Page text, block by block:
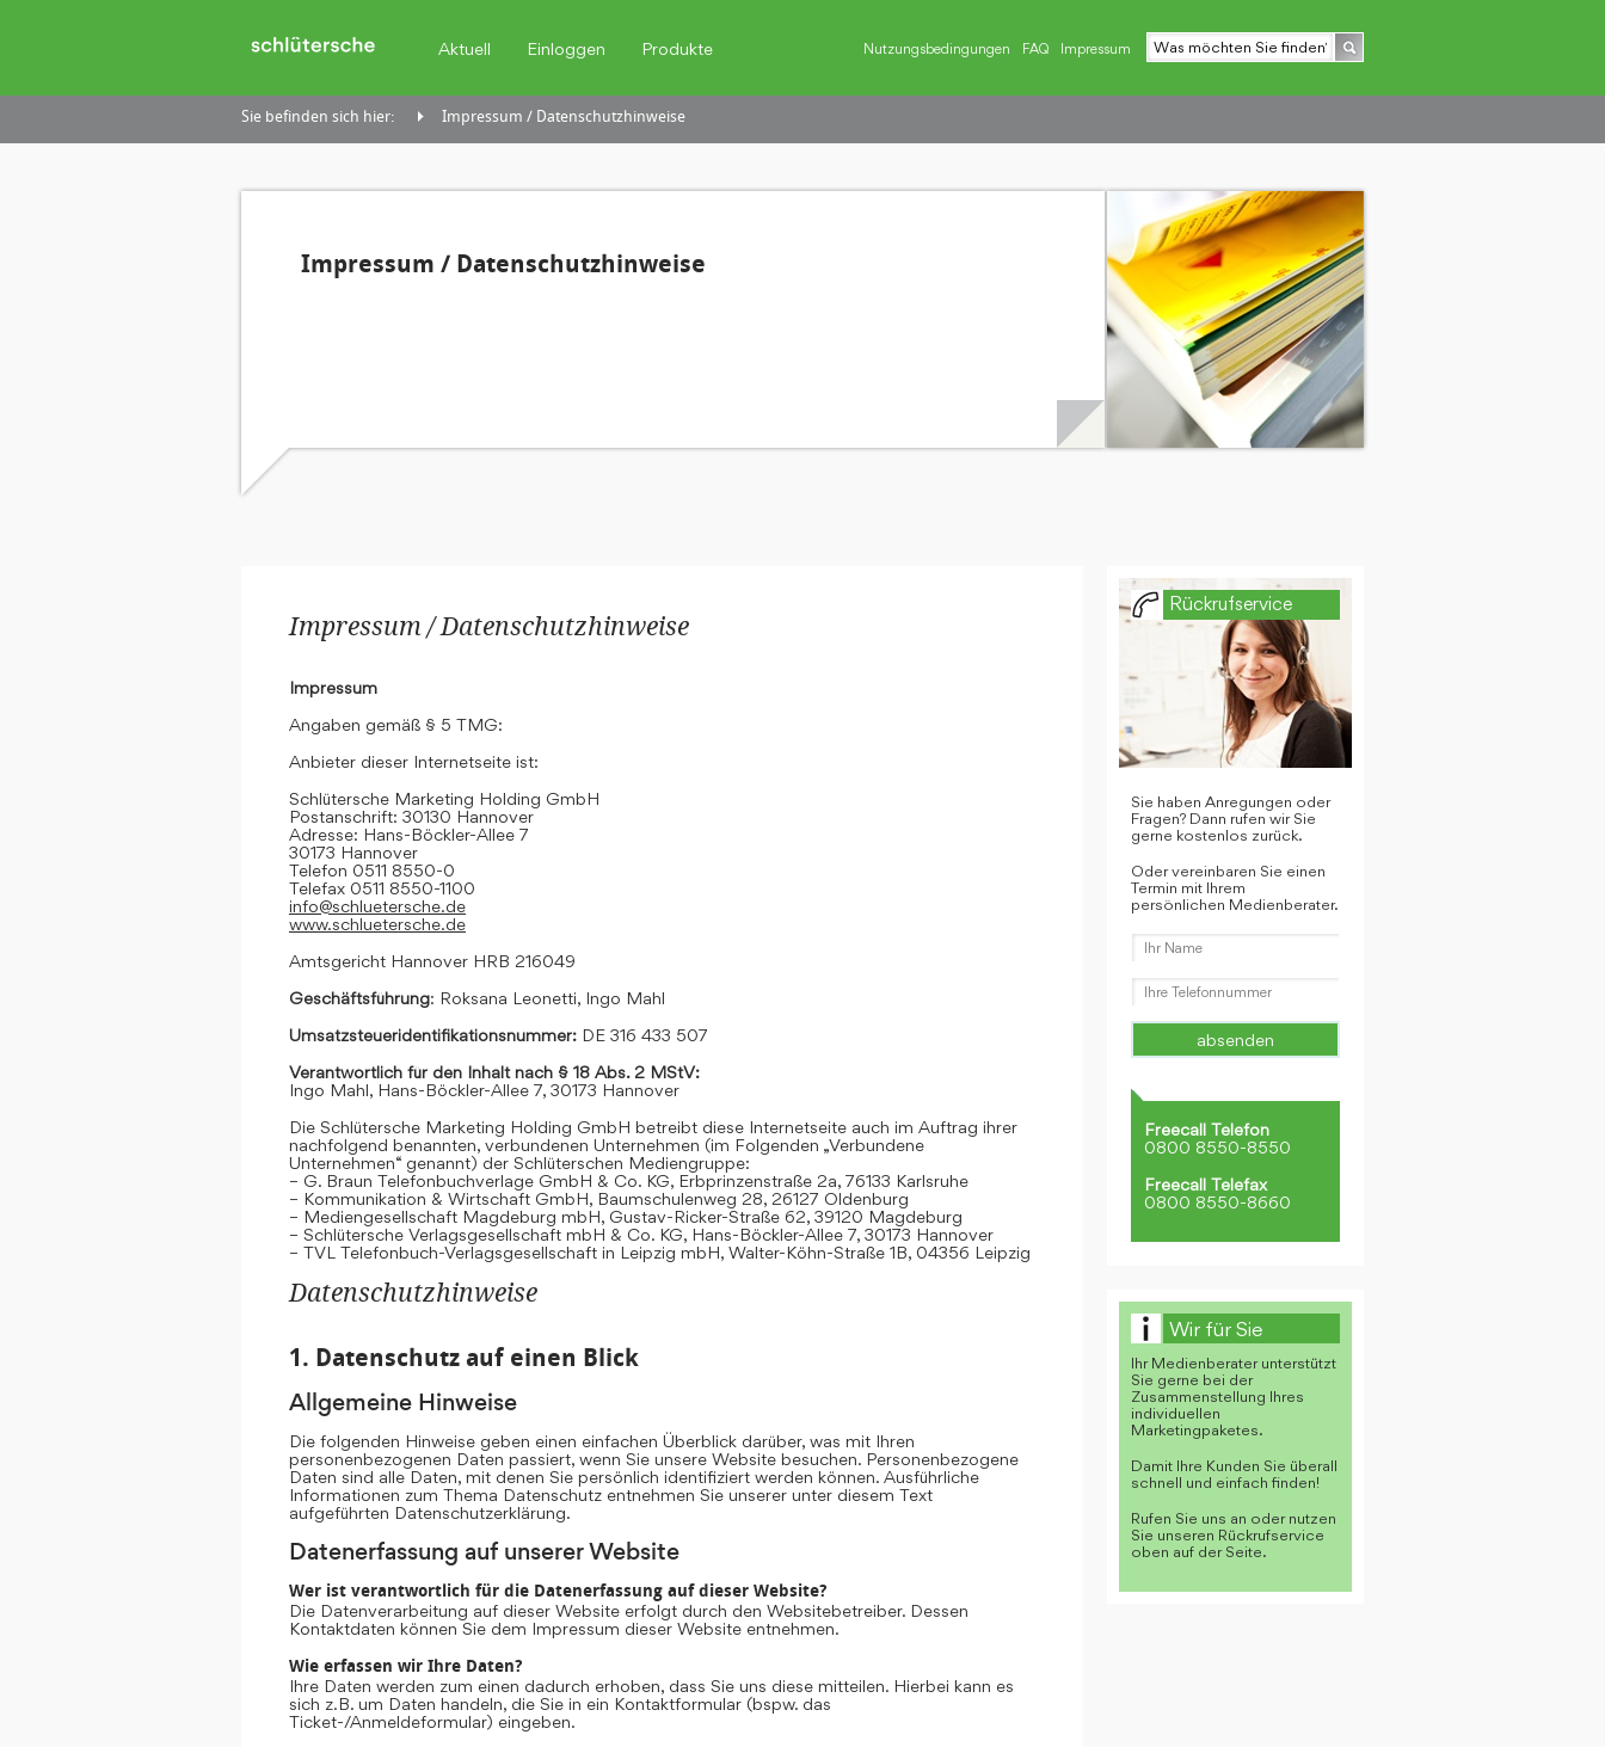
Aktuell Einloggen Produkte Nutzungsbedingungen FAQ Impressum
Sie befinden sich hier: Impressum / Datenschutzhinweise
Impressum / Datenschutzhinweise
Impressum / Datenschutzhinweise
Impressum
Angaben gemäß § 5 TMG:
Anbieter dieser Internetseite ist:
Schlütersche Marketing Holding GmbH
Postanschrift: 30130 Hannover
Adresse: Hans-Böckler-Allee 7
30173 Hannover
Telefon 0511 8550-0
Telefax 0511 8550-1100
info@schluetersche.de
www.schluetersche.de
Amtsgericht Hannover HRB 216049
Geschäftsführung: Roksana Leonetti, Ingo Mahl
Umsatzsteueridentifikationsnummer: DE 316 433 507
Verantwortlich für den Inhalt nach § 18 Abs. 2 MStV:
Ingo Mahl, Hans-Böckler-Allee 7, 30173 Hannover
Die Schlütersche Marketing Holding GmbH betreibt diese Internetseite auch im Auftrag ihrer
nachfolgend benannten, verbundenen Unternehmen (im Folgenden „Verbundene
Unternehmen“ genannt) der Schlüterschen Mediengruppe:
– G. Braun Telefonbuchverlage GmbH & Co. KG, Erbprinzenstraße 2a, 76133 Karlsruhe
– Kommunikation & Wirtschaft GmbH, Baumschulenweg 28, 26127 Oldenburg
– Mediengesellschaft Magdeburg mbH, Gustav-Ricker-Straße 62, 39120 Magdeburg
– Schlütersche Verlagsgesellschaft mbH & Co. KG, Hans-Böckler-Allee 7, 30173 Hannover
– TVL Telefonbuch-Verlagsgesellschaft in Leipzig mbH, Walter-Köhn-Straße 1B, 04356 Leipzig
Datenschutzhinweise
1. Datenschutz auf einen Blick
Allgemeine Hinweise
Die folgenden Hinweise geben einen einfachen Überblick darüber, was mit Ihren
personenbezogenen Daten passiert, wenn Sie unsere Website besuchen. Personenbezogene
Daten sind alle Daten, mit denen Sie persönlich identifiziert werden können. Ausführliche
Informationen zum Thema Datenschutz entnehmen Sie unserer unter diesem Text
aufgeführten Datenschutzerklärung.
Datenerfassung auf unserer Website
Wer ist verantwortlich für die Datenerfassung auf dieser Website?
Die Datenverarbeitung auf dieser Website erfolgt durch den Websitebetreiber. Dessen
Kontaktdaten können Sie dem Impressum dieser Website entnehmen.
Wie erfassen wir Ihre Daten?
Ihre Daten werden zum einen dadurch erhoben, dass Sie uns diese mitteilen. Hierbei kann es
sich z.B. um Daten handeln, die Sie in ein Kontaktformular (bspw. das
Ticket-/Anmeldeformular) eingeben.
Rückrufservice
Sie haben Anregungen oder
Fragen? Dann rufen wir Sie
gerne kostenlos zurück.
Oder vereinbaren Sie einen
Termin mit Ihrem
persönlichen Medienberater.
Freecall Telefon
0800 8550-8550
Freecall Telefax
0800 8550-8660
Wir für Sie
Ihr Medienberater unterstützt
Sie gerne bei der
Zusammenstellung Ihres
individuellen
Marketingpaketes.
Damit Ihre Kunden Sie überall
schnell und einfach finden!
Rufen Sie uns an oder nutzen
Sie unseren Rückrufservice
oben auf der Seite.